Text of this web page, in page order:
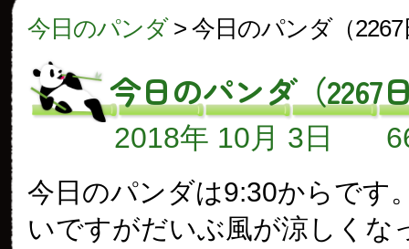
今日のパンダ> 今日のパンダ（2267
今日のパンダ（2267
2018年 10月 3日
今日のパンダは9:30からです
いですがだいぶ風が涼しくな